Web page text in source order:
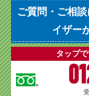
ご質問・ご相
イザー
タップ